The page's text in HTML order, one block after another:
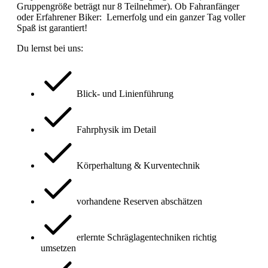
Gruppengröße beträgt nur 8 Teilnehmer). Ob Fahranfänger
oder Erfahrener Biker: Lernerfolg und ein ganzer Tag voller
Spaß ist garantiert!
Du lernst bei uns:
Blick- und Linienführung
Fahrphysik im Detail
Körperhaltung & Kurventechnik
vorhandene Reserven abschätzen
erlernte Schräglagentechniken richtig
umsetzen